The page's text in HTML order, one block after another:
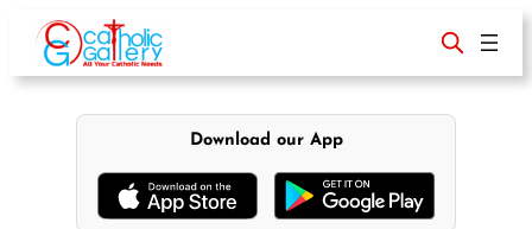
content
Download our App